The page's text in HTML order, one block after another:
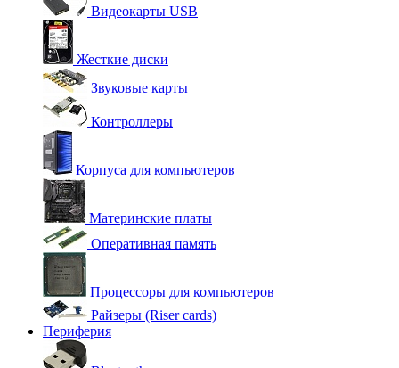
Видеокарты USB
Жесткие диски
Звуковые карты
Контроллеры
Корпуса для компьютеров
Материнские платы
Оперативная память
Процессоры для компьютеров
Райзеры (Riser cards)
Периферия